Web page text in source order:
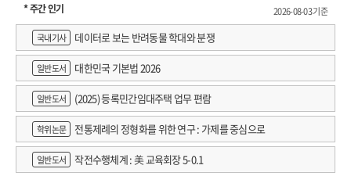
* 주간 인기
2026-08-03 기준
국내기사
데이터로 보는 반려동물 학대와 분쟁
일반도서 대한민국 기본법 2026
일반도서 (2025) 등록민간임대주택 업무 편람
학위논문 전통제례의 정형화를 위한 연구 : 가제를 중심으로
일반도서 작전수행체계 : 美 교육회장 5-0.1